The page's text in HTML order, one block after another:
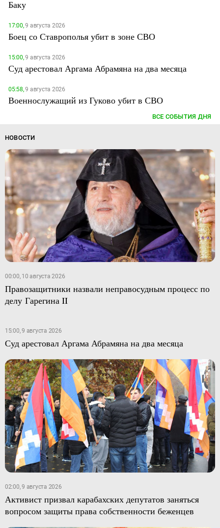
Баку
17:00,9 августа 2026
Боец со Ставрополья убит в зоне СВО
15:00,9 августа 2026
Суд арестовал Аргама Абрамяна на два месяца
05:58,9 августа 2026
Военнослужащий из Гуково убит в СВО
ВСЕ СОБЫТИЯ ДНЯ
НОВОСТИ
00:00, 10 августа 2026
Правозащитники назвали неправосудным процесс по
делу Гарегина II
15:00, 9 августа 2026
Суд арестовал Аргама Абрамяна на два месяца
02:00, 9 августа 2026
Активист призвал карабахских депутатов заняться
вопросом защиты права собственности беженцев